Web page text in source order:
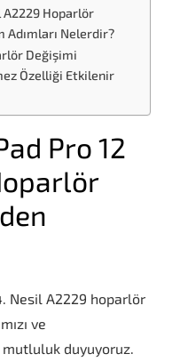
A2229 Hoparlör
Adımları Nelerdir?
Değişimi
Özelliği Etkilenir
Pro 12
Nesil A2229 hoparlör
ve
duyuyoruz.